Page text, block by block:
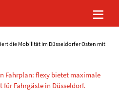
die Mobilität im Düsseldorfer Osten mit
Fahrplan: flexy bietet maximale
Fahrgäste in Düsseldorf.